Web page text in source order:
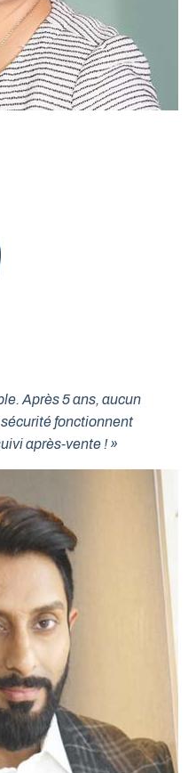
Après 5 ans, aucun
fonctionnent
après-vente ! »